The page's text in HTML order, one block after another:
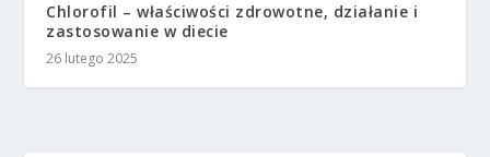
Chlorofil – właściwości zdrowotne, działanie i
zastosowanie w diecie
26 lutego 2025